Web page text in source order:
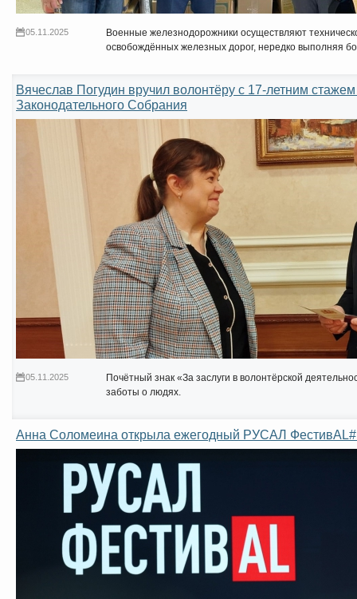
05.11.2025
Военные железнодорожники осуществляют
освобождённых железных дорог, нередко выполняя
Вячеслав Погудин вручил волонтёру с 17-летним
Законодательного Собрания
05.11.2025
Почётный знак «За заслуги в волонтёрской
заботы о людях.
Анна Соломеина открыла ежегодный РУСАЛ